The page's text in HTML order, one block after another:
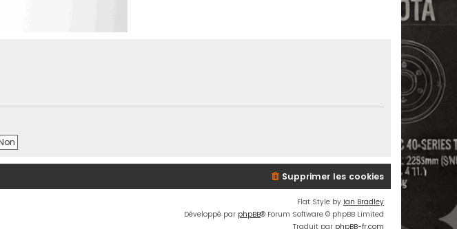
Supprimer les cookies
Flat Style by Ian Bradley
Développé par phpBB® Forum Software © phpBB Limited
Traduit par phpBB-fr.com